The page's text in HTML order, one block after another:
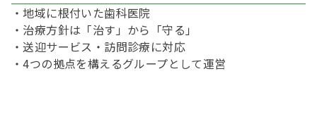
・地域に根付いた歯科医院
・治療方針は「治す」から「守る」
・送迎サービス・訪問診療に対応
・4つの拠点を構えるグループとして運営